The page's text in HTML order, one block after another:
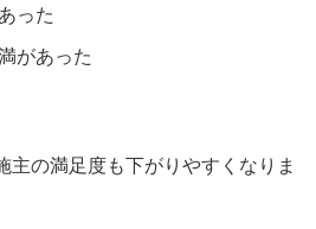
った
があった
主の満足度も下がりやすくなりま